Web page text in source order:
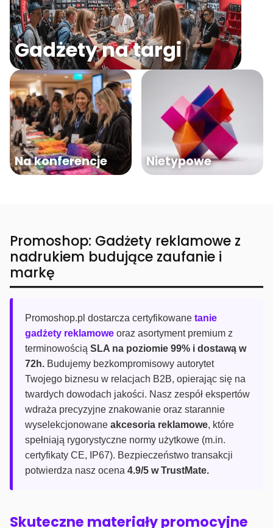
Gadżety na targi
Na konferencje Nietypowe
Promoshop: Gadżety reklamowe z
nadrukiem budujące zaufanie i
markę
Promoshop.pl dostarcza certyfikowane tanie
gadżety reklamowe oraz asortyment premium z
terminowością SLA na poziomie 99% i dostawą w
72h. Budujemy bezkompromisowy autorytet
Twojego biznesu w relacjach B2B, opierając się na
twardych dowodach jakości. Nasz zespół ekspertów
wdraża precyzyjne znakowanie oraz starannie
wyselekcjonowane akcesoria reklamowe, które
spełniają rygorystyczne normy użytkowe (m.in.
certyfikaty CE, IP67). Bezpieczeństwo transakcji
potwierdza nasz ocena 4.9/5 w TrustMate.
Skuteczne materiały promocyjne